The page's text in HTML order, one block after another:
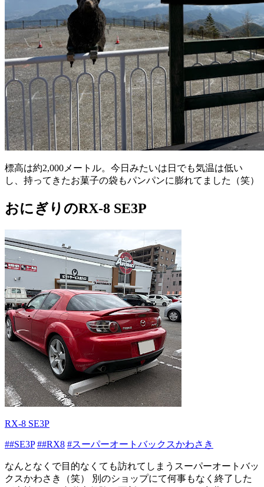
標高は約2,000メートル。今日みたいは日でも気温は低い
し、持ってきたお菓子の袋もパンパンに膨れてました（笑）
おにぎりのRX-8 SE3P
RX-8 SE3P
##SE3P ##RX8 #スーパーオートバックスかわさき
なんとなくで目的なくても訪れてしまうスーパーオートバッ
クスかわさき（笑） 別のショップにて何事もなく終了した